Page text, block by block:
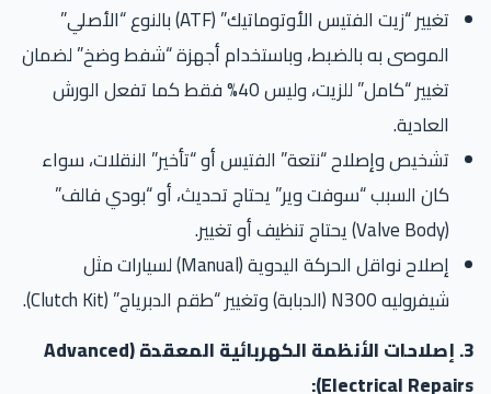
تغيير “زيت الفتيس الأوتوماتيك” (ATF) بالنوع “الأصلي”
الموصى به بالضبط، وباستخدام أجهزة “شفط وضخ” لضمان
تغيير “كامل” للزيت، وليس 40% فقط كما تفعل الورش
العادية.
تشخيص وإصلاح “نتعة” الفتيس أو “تأخير” النقلات، سواء
كان السبب “سوفت وير” يحتاج تحديث، أو “بودي فالف”
إصلاح نواقل الحركة اليدوية (Manual) لسيارات مثل
شيفروليه N300 (الدبابة) وتغيير “طقم الدبرياج” (Clutch Kit).
3. إصلاحات الأنظمة الكهربائية المعقدة (Advanced
Electrical